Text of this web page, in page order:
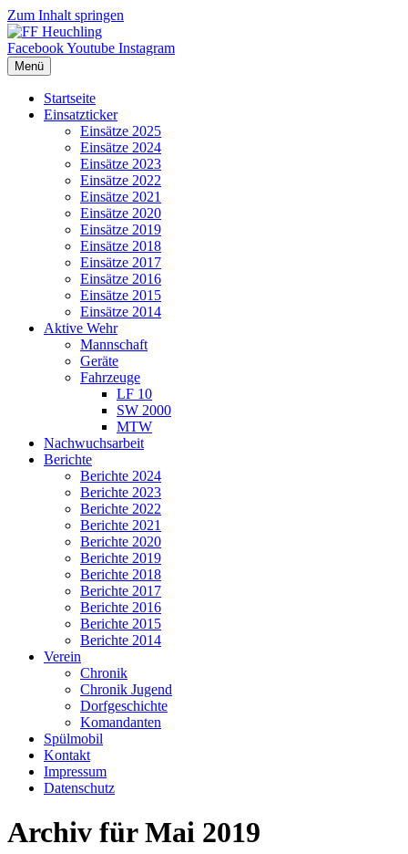
Zum Inhalt springen
FacebookYoutube Instagram
Menü
Startseite
Einsatzticker
Einsätze 2025
Einsätze 2024
Einsätze 2023
Einsätze 2022
Einsätze 2021
Einsätze 2020
Einsätze 2019
Einsätze 2018
Einsätze 2017
Einsätze 2016
Einsätze 2015
Einsätze 2014
Aktive Wehr
Mannschaft
Geräte
Fahrzeuge
LF 10
SW 2000
MTW
Nachwuchsarbeit
Berichte
Berichte 2024
Berichte 2023
Berichte 2022
Berichte 2021
Berichte 2020
Berichte 2019
Berichte 2018
Berichte 2017
Berichte 2016
Berichte 2015
Berichte 2014
Verein
Chronik
Chronik Jugend
Dorfgeschichte
Komandanten
Spülmobil
Kontakt
Impressum
Datenschutz
Archiv für Mai 2019